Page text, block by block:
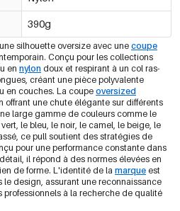
€15,75
€15,75
€15,75
€15,75
390g
silhouette oversize avec une coupe
Conçu pour les collections
en nylon doux et respirant à un col ras-
créant une pièce polyvalente
en couches. La coupe oversized
offrant une chute élégante sur différents
large gamme de couleurs comme le
le bleu, le noir, le camel, le beige, le
ce pull soutient des stratégies de
pour une performance constante dans
il répond à des normes élevées en
de forme. L'identité de la marque est
design, assurant une reconnaissance
à la recherche de qualité